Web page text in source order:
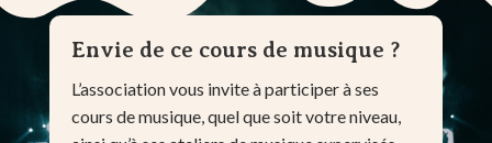
Envie de ce cours de musique ?
L’association vous invite à participer à ses
cours de musique, quel que soit votre niveau,